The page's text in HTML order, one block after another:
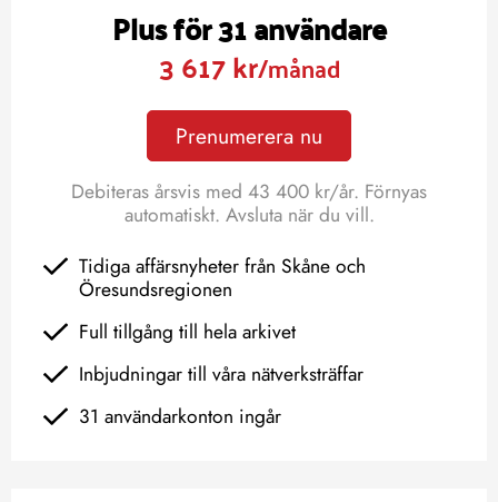
Plus för 31 användare
3 617 kr/månad
Prenumerera nu
Debiteras årsvis med 43 400 kr/år. Förnyas
automatiskt. Avsluta när du vill.
Tidiga affärsnyheter från Skåne och
Öresundsregionen
Full tillgång till hela arkivet
Inbjudningar till våra nätverksträffar
31 användarkonton ingår